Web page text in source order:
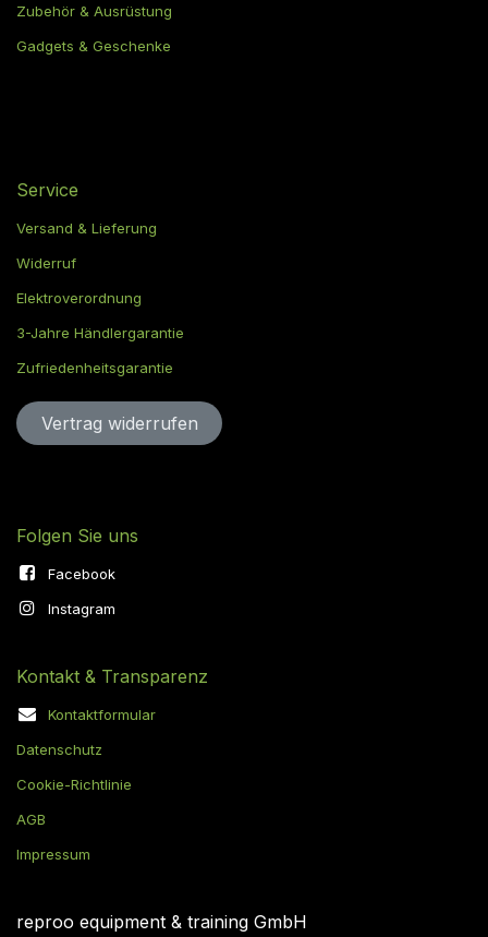
Zubehör & Ausrüstung
Gadgets & Geschenke
Service
Versand & Lieferung
Widerruf
Elektroverordnung
3-Jahre Händlergarantie
Zufriedenheitsgarantie
Vertrag widerru​​​​​​​​​​fen
Folgen Sie uns
Facebook
Instagram
Kontakt & Transparenz
Kontaktformular
Datenschutz
Cookie-Richtlinie
AGB
Impressum
reproo equipment & training GmbH